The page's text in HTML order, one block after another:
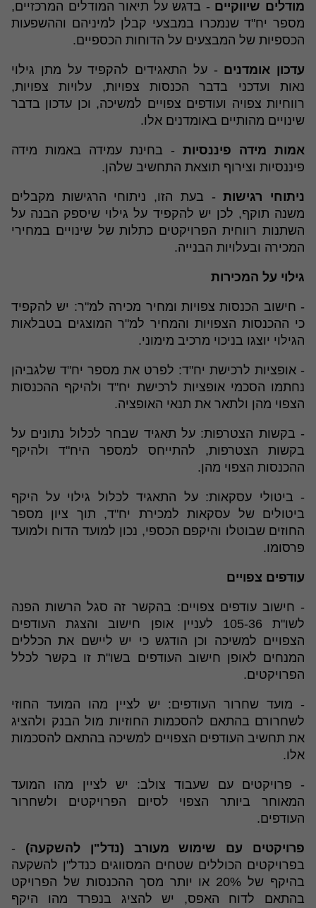
מודלים שיווקיים - בדגש על תיאור המודלים המרכזיים,
מספר יח"ד שנמכרו במבצעי קבלן למיניהם וההשפעות
הכספיות של המבצעים על הדוחות הכספיים.
עדכון אומדנים - על התאגידים להקפיד על מתן גילוי
נאות ועדכני בדבר הכנסות צפויות, עלויות צפויות,
רווחיות צפויה ועודפים צפויים למשיכה, וכן עדכון בדבר
שינויים מהותיים באומדנים אלו.
אמות מידה פיננסיות - בחינת עמידה באמות מידה
פיננסיות וצירוף תוצאת התחשיב שלהן.
ניתוחי רגישות- בעת הזו, ניתוחי הרגישות מקבלים
משנה תוקף, לכן יש להקפיד על גילוי שיספק הבנה על
השתנות רווחית הפרויקטים כתלות של שינויים במחירי
המכירה ובעלויות הבנייה.
גילוי על המכירות
- חישוב הכנסות צפויות ומחיר מכירה למ"ר: יש להקפיד
כי ההכנסות הצפויות והמחיר למ"ר המוצגים בטבלאות
הגילוי יוצגו בניכוי מרכיב מימוני.
- אופציות לרכישת יח"ד: לפרט את מספר יח"ד שלגביהן
נחתמו הסכמי אופציות לרכישת יח"ד ולהיקף ההכנסות
הצפוי מהן ולתאר את תנאי האופציה.
- בקשות הצטרפות: על תאגיד שבחר לכלול נתונים על
בקשות הצטרפות, להתייחס למספר היח"ד ולהיקף
ההכנסות הצפוי מהן.
- ביטולי עסקאות: על התאגיד לכלול גילוי על היקף
ביטולים של עסקאות למכירת יח"ד, תוך ציון מספר
החוזים שבוטלו והיקפם הכספי, נכון למועד הדוח ולמועד
פרסומו.
עודפים צפויים
- חישוב עודפים צפויים: בהקשר זה סגל הרשות הפנה
לשו"ת 105-36 לעניין אופן חישוב והצגת העודפים
הצפויים למשיכה וכן הודגש כי יש ליישם את הכללים
המנחים לאופן חישוב העודפים בשו"ת זו בקשר לכלל
הפרויקטים.
- מועד שחרור העודפים: יש לציין מהו המועד החוזי
לשחרורם בהתאם להסכמות החוזיות מול הבנק ולהציג
את תחשיב העודפים הצפויים למשיכה בהתאם להסכמות
אלו.
- פרויקטים עם שעבוד צולב: יש לציין מהו המועד
המאוחר ביותר הצפוי לסיום הפרויקטים ולשחרור
העודפים.
פרויקטים עם שימוש מעורב (נדל"ן להשקעה) -
בפרויקטים הכוללים שטחים המסווגים כנדל"ן להשקעה
בהיקף של 20% או יותר מסך ההכנסות של הפרויקט
בהתאם לדוח האפס, יש להציג בנפרד מהו היקף